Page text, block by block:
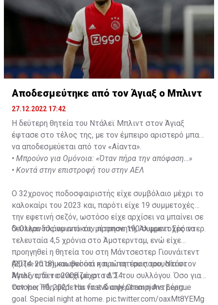
Αποδεσμεύτηκε από τον Άγιαξ ο Μπλιντ
27.12.2022 17:42
Η δεύτερη θητεία του Ντάλεϊ Μπλιντ στον Άγιαξ
έφτασε στο τέλος της, με τον έμπειρο αριστερό μπακ
να αποδεσμεύεται από τον «Αίαντα».
• Μπρούνο για Ομόνοια: «Όταν πήρα την απόφαση…»
• Κοντά στην επιστροφή του στην ΑΕΛ
Ο 32χρονος ποδοσφαιριστής είχε συμβόλαιο μέχρι το
καλοκαίρι του 2023 και, παρότι είχε 19 συμμετοχές
την εφετινή σεζόν, ωστόσο είχε αρχίσει να μπαίνει σε
δεύτερο πλάνο από τον προπονητή, Άλφρεντ Σρόιντερ.
Ο Ολλανδός αμυντικός μέτρησε 190 συμμετοχές τα
τελευταία 4,5 χρόνια στο Άμστερνταμ, ενώ είχε
προηγηθεί η θητεία του στη Μάντσεστερ Γιουνάιτεντ
(2014-2018) και φυσικά η πρώτη του παρουσία στον
Άγιαξ, από το 2008 μέχρι το '14.
Αξίζει να σημειωθεί ότι και ο πατέρας του, Ντάνι
Μπλιντ, δεν συνεχίζει στο Δ.Σ. του συλλόγου. Όσο για
τον γιο; Ήδη φέρεται να ενδιαφέρεται η Αντβέρπ...
October 19, 2021: His first & only Champions League
goal. Special night at home. pic.twitter.com/oaxMt8YEMg